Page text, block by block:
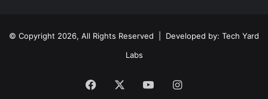
© Copyright 2026, All Rights Reserved | Developed by: Tech Yard
Labs
Facebook YouTubeInstagram